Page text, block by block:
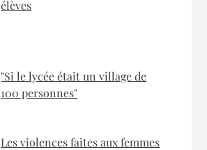
élèves
"Si le lycée était un village de
100 personnes"
Les violences faites aux femmes